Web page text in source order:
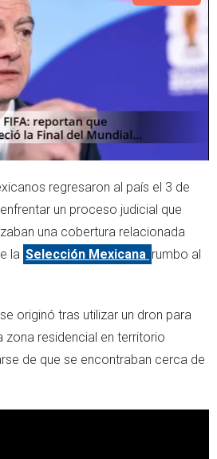
regresaron al país el 3 de
un proceso judicial que
una cobertura relacionada
la Selección Mexicana rumbo al
originó tras utilizar un dron para
zona residencial en territorio
de que se encontraban cerca de